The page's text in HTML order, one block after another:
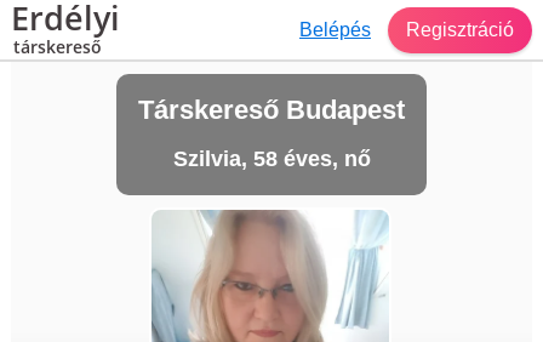
Erdélyi
társkereső
Belépés Regisztráció
Társkereső Budapest
Szilvia, 58 éves, nő